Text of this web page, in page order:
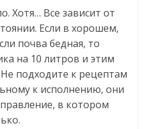
Хотя… Все зависит от
Если в хорошем,
почва бедная, то
на 10 литров и этим
подходите к рецептам
к исполнению, они
в котором